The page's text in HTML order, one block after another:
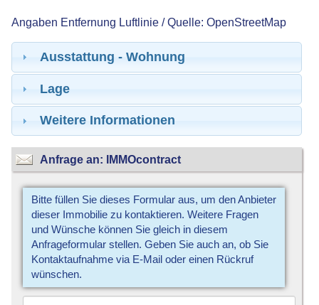
Angaben Entfernung Luftlinie / Quelle: OpenStreetMap
Ausstattung - Wohnung
Lage
Weitere Informationen
Anfrage an: IMMOcontract
Bitte füllen Sie dieses Formular aus, um den Anbieter
dieser Immobilie zu kontaktieren. Weitere Fragen
und Wünsche können Sie gleich in diesem
Anfrageformular stellen. Geben Sie auch an, ob Sie
Kontaktaufnahme via E-Mail oder einen Rückruf
wünschen.